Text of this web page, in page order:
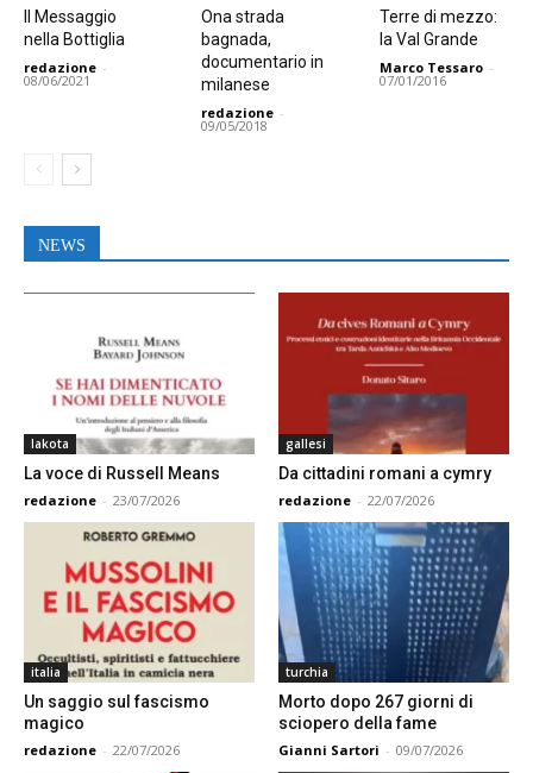
Il Messaggio
nella Bottiglia
redazione -
08/06/2021
Ona strada
bagnada,
documentario in
milanese
redazione -
09/05/2018
Terre di mezzo:
la Val Grande
Marco Tessaro -
07/01/2016
NEWS
lakota
La voce di Russell Means
redazione - 23/07/2026
gallesi
Da cittadini romani a cymry
redazione - 22/07/2026
italia
Un saggio sul fascismo
magico
redazione - 22/07/2026
turchia
Morto dopo 267 giorni di
sciopero della fame
Gianni Sartori - 09/07/2026